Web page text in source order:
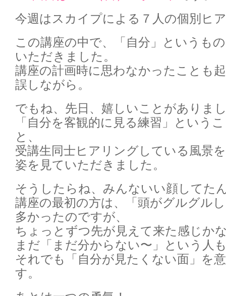
今週はスカイプによる７人の個別ヒ
この講座の中で、「自分」というも
いただきました。
講座の計画時に思わなかったことも
誤しながら。
でもね、先日、嬉しいことがありま
「自分を客観的に見る練習」という
と、
受講生同士ヒアリングしている風景
姿を見ていただきました。
そうしたらね、みんないい顔してた
講座の最初の方は、「頭がグルグル
多かったのですが、
ちょっとずつ先が見えて来た感じか
まだ「まだ分からない〜」という人
それでも「自分が見たくない面」を
す。